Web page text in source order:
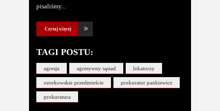
pisaliśmy
Czytaj więcej
TAGI POSTU:
agresja agresywny sąsiad lokatorzy
ozorkowskie przedmieście prokurator pankiewicz
prokuratura